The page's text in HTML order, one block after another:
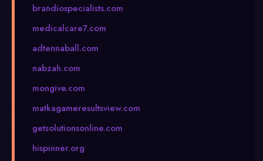
brandiospecialists.com
medicalcare7.com
adtennaball.com
nabzah.com
mongive.com
matkagameresultsview.com
getsolutionsonline.com
hispinner.org